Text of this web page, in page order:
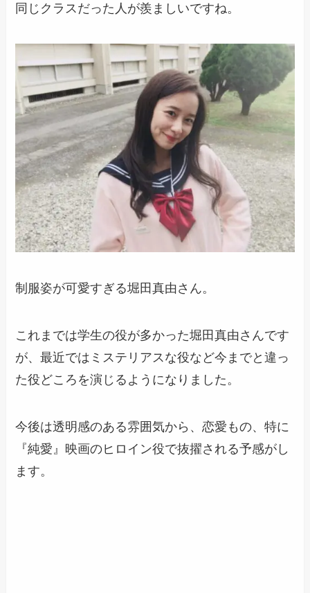
同じクラスだった人が羨ましいですね。
制服姿が可愛すぎる堀田真由さん。
これまでは学生の役が多かった堀田真由さんです
が、最近ではミステリアスな役など今までと違っ
た役どころを演じるようになりました。
今後は透明感のある雰囲気から、恋愛もの、特に
『純愛』映画のヒロイン役で抜擢される予感がし
ます。